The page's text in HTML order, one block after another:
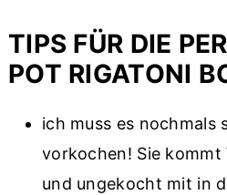
TIPS FÜR DIE
POT RIGATONI
ich muss es nochmals
vorkochen! Sie kommt
und ungekocht mit in